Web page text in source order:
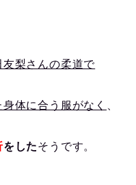
友梨さんの柔道で
体に合う服がなく
をしたそうです。